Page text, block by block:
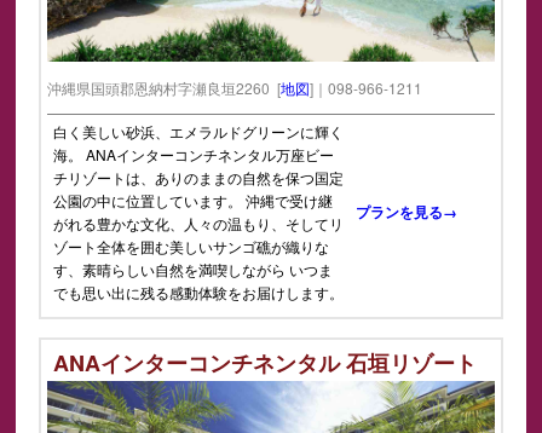
沖縄県国頭郡恩納村字瀬良垣2260 [地図]｜098-966-1211
白く美しい砂浜、エメラルドグリーンに輝く
海。 ANAインターコンチネンタル万座ビー
チリゾートは、ありのままの自然を保つ国定
公園の中に位置しています。 沖縄で受け継
がれる豊かな文化、人々の温もり、そしてリ
ゾート全体を囲む美しいサンゴ礁が織りな
す、素晴らしい自然を満喫しながら いつま
でも思い出に残る感動体験をお届けします。
プランを見る→
ANAインターコンチネンタル 石垣リゾート